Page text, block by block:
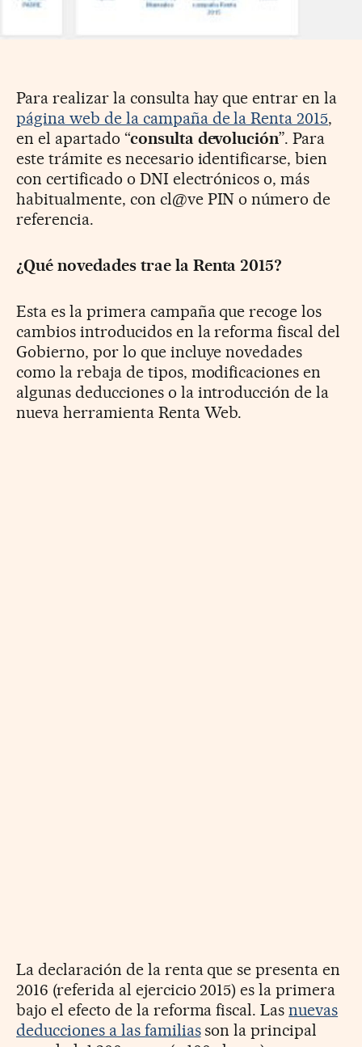
Para realizar la consulta hay que entrar en la
página web de la campaña de la Renta 2015,
en el apartado “consulta devolución”. Para
este trámite es necesario identificarse, bien
con certificado o DNI electrónicos o, más
habitualmente, con cl@ve PIN o número de
referencia.
¿Qué novedades trae la Renta 2015?
Esta es la primera campaña que recoge los
cambios introducidos en la reforma fiscal del
Gobierno, por lo que incluye novedades
como la rebaja de tipos, modificaciones en
algunas deducciones o la introducción de la
nueva herramienta Renta Web.
La declaración de la renta que se presenta en
2016 (referida al ejercicio 2015) es la primera
bajo el efecto de la reforma fiscal. Lasnuevas
deducciones a las familiasson la principal